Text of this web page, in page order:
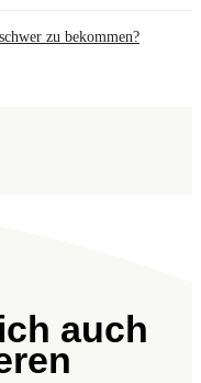
zu bekommen?
auch